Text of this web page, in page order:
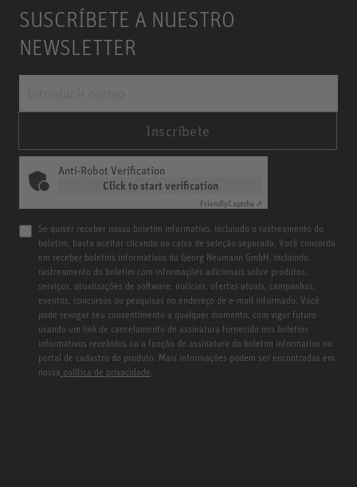
SUSCRÍBETE A NUESTRO
NEWSLETTER
Inscríbete
Anti-Robot Verification
Click to start verification
FriendlyCaptcha ⇗
Se quiser receber nosso boletim informativo, incluindo o rastreamento do
boletim, basta aceitar clicando na caixa de seleção separada. Você concorda
em receber boletins informativos da Georg Neumann GmbH, incluindo
rastreamento do boletim com informações adicionais sobre produtos,
serviços, atualizações de software, notícias, ofertas atuais, campanhas,
eventos, concursos ou pesquisas no endereço de e-mail informado. Você
pode revogar seu consentimento a qualquer momento, com vigor futuro
usando um link de cancelamento de assinatura fornecido nos boletins
informativos recebidos ou a função de assinatura do boletim informativo no
portal de cadastro do produto. Mais informações podem ser encontradas em
nossa política de privacidade.